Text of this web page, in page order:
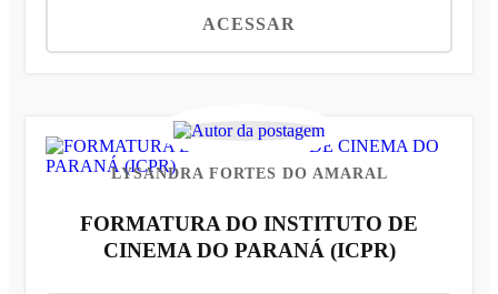
ACESSAR
LYSANDRA FORTES DO AMARAL
FORMATURA DO INSTITUTO DE
CINEMA DO PARANÁ (ICPR)